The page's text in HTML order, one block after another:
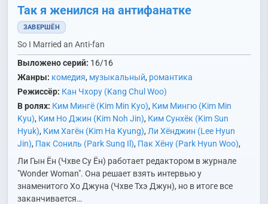
Так я женился на антифанатке
ЗАВЕРШЁН
So I Married an Anti-fan
Выложено серий: 16/16
Жанры: комедия, музыкальный, романтика
Режиссёр: Кан Чхору (Kang Chul Woo)
В ролях: Ким Мингё (Kim Min Kyo), Ким Мингю (Kim Min
Kyu), Ким Но Джин (Kim Noh Jin), Ким Сунхёк (Kim Sun
Hyuk), Ким Хагён (Kim Ha Kyung), Ли Хёнджин (Lee Hyun
Jin), Пак Сониль (Park Sung Il), Пак Хёну (Park Hyun Woo),
Пэк Сынхон (Baek Seung Heon)
Хан Джиан (Han Ji An) ,Хван Чхансон (Hwang Chan Sung)
Чи Хосон (Ji Ho Sung)
, Чхве Суён (Choi Soo Young)
Тхэджун (Choi Tae Joon)
, Ю Соджин (Yoo Seo Jin)
Ли Гын Ён (Чхве Су Ён) работает редактором в журнале
"Wonder Woman". Она решает взять интервью у
знаменитого Хо Джуна (Чхве Тхэ Джун), но в итоге все
заканчивается…